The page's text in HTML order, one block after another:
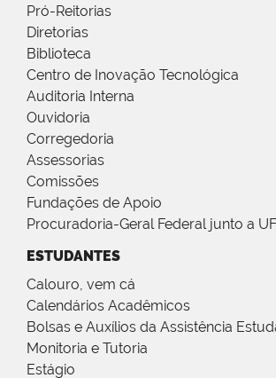
Pró-Reitorias
Diretorias
Biblioteca
Centro de Inovação Tecnológica
Auditoria Interna
Ouvidoria
Corregedoria
Assessorias
Comissões
Fundações de Apoio
Procuradoria-Geral Federal junto a
ESTUDANTES
Calouro, vem cá
Calendários Acadêmicos
Bolsas e Auxílios da Assistência
Monitoria e Tutoria
Estágio